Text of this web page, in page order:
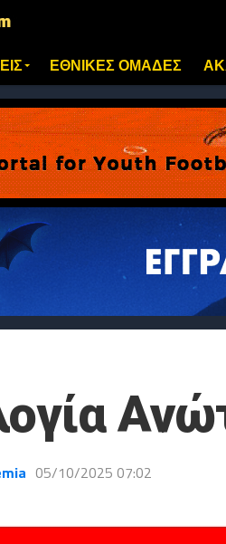
ΕΘΝΙΚΕΣ ΟΜΑΔΕΣ
05/10/2025 07:02